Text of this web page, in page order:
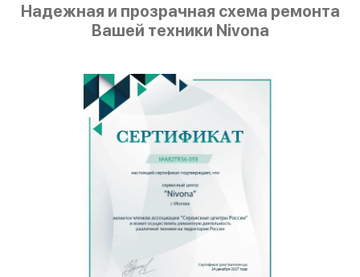
Надежная и прозрачная схема ремонта
Вашей техники Nivona